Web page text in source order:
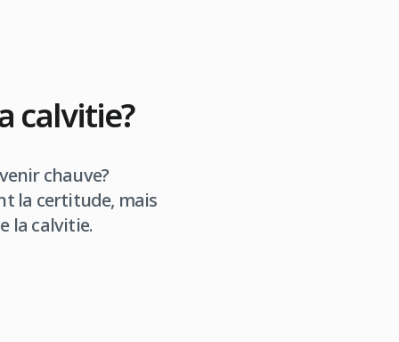
calvitie?
chauve?
la certitude, mais
la calvitie.